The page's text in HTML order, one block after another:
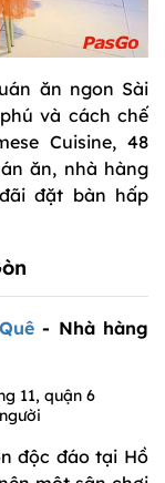
ăn ngon Sài
và cách chế
Cuisine, 48
ăn, nhà hàng
đặt bàn hấp
- Nhà hàng
11, quận 6
độc đáo tại Hồ